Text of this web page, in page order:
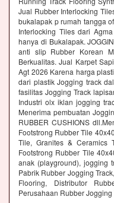
Jual Rubber Interlocking
bukalapak p rumah tangga
Interlocking Tiles dari
hanya di Bukalapak.
anti slip Rubber Korean
Berkualitas. Jual Karpet
Agt 2026 Karena harga
dari plastik Jogging track
fasilitas Jogging Track
Industri olx iklan jogging
Menerima pembuatan
RUBBER CUSHIONS
Footstrong Rubber Tile
Tile, Granites & Ceramics
Footstrong Rubber Tile
anak (playground), jogging
Pabrik Rubber Jogging
Flooring, Distributor
Perusahaan Rubber Jogging